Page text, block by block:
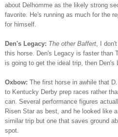
about Delhomme as the likely strong
favorite. He's running as much for the
for himself.
Den's Legacy: The other Baffert , I
this horse. Den's Legacy is faster than
is going to get the ideal trip, then Den's
Oxbow: The first horse in awhile that
to Kentucky Derby prep races rather
can. Several performance figures
Risen Star as best, and he looked like
similar trip but one that saves ground
spot.